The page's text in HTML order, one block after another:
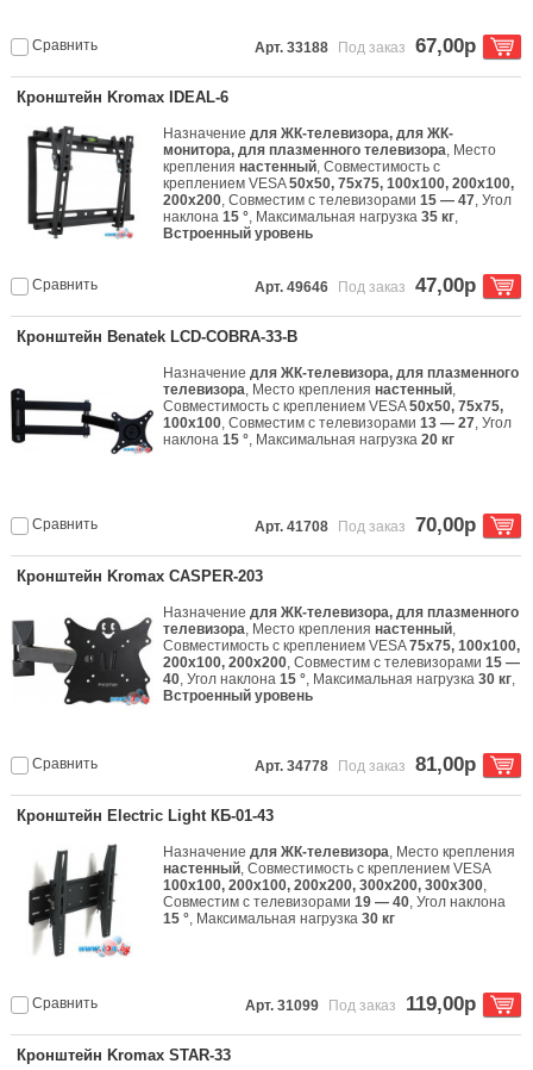
Сравнить Арт. 33188 Под заказ 67,00р
Кронштейн Kromax IDEAL-6
Назначениедля ЖК-телевизора, для ЖК-
монитора, для плазменного телевизора, Место
креплениянастенный, Совместимость с
креплением VESA50x50, 75x75, 100x100, 200x100,
200x200, Совместим с телевизорами15 — 47, Угол
наклона15 °, Максимальная нагрузка35 кг,
Встроенный уровень
Сравнить Арт. 49646 Под заказ 47,00р
Кронштейн Benatek LCD-COBRA-33-B
Назначениедля ЖК-телевизора, для плазменного
телевизора, Место креплениянастенный,
Совместимость с креплением VESA50x50, 75x75,
100x100, Совместим с телевизорами13 — 27, Угол
наклона15 °, Максимальная нагрузка20 кг
Сравнить Арт. 41708 Под заказ 70,00р
Кронштейн Kromax CASPER-203
Назначениедля ЖК-телевизора, для плазменного
телевизора, Место креплениянастенный,
Совместимость с креплением VESA75x75, 100x100,
200x100, 200x200, Совместим с телевизорами15 —
40, Угол наклона15 °, Максимальная нагрузка30 кг,
Встроенный уровень
Сравнить Арт. 34778 Под заказ 81,00р
Кронштейн Electric Light КБ-01-43
Назначениедля ЖК-телевизора, Место крепления
настенный, Совместимость с креплением VESA
100x100, 200x100, 200x200, 300x200, 300x300,
Совместим с телевизорами19 — 40, Угол наклона
15 °, Максимальная нагрузка30 кг
Сравнить Арт. 31099 Под заказ 119,00р
Кронштейн Kromax STAR-33